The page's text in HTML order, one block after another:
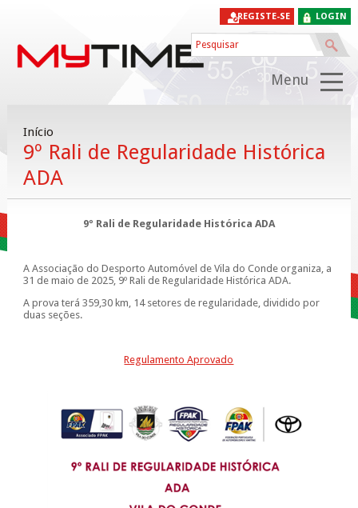
LOGIN
REGISTE-SE
Menu
Início
9º Rali de Regularidade Histórica
ADA
9º Rali de Regularidade Histórica ADA
A Associação do Desporto Automóvel de Vila do Conde organiza, a
31 de maio de 2025, 9º Rali de Regularidade Histórica ADA.
A prova terá 359,30 km, 14 setores de regularidade, dividido por
duas seções.
Regulamento Aprovado